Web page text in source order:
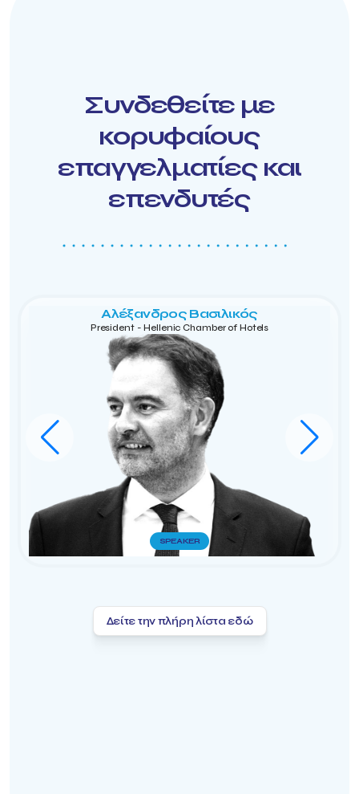
Συνδεθείτε με
κορυφαίους
επαγγελματίες και
επενδυτές
Αλέξανδρος Βασιλικός
President - Hellenic Chamber of Hotels
SPEAKER
Δείτε την πλήρη λίστα εδώ